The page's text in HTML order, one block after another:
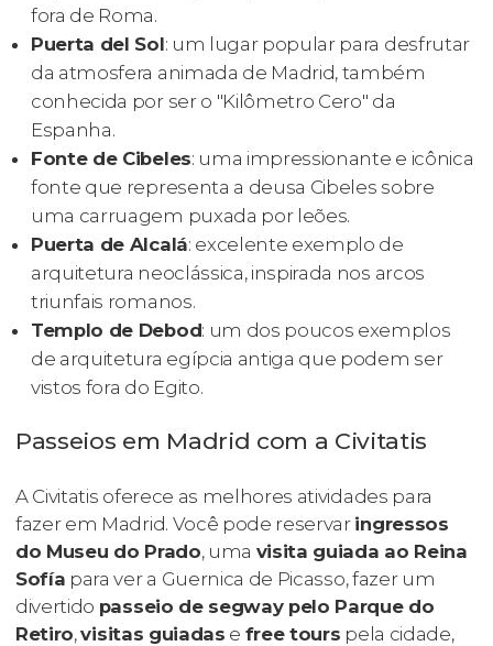
fora de Roma.
Puerta del Sol: um lugar popular para desfrutar
da atmosfera animada de Madrid, também
conhecida por ser o "Kilômetro Cero" da
Espanha.
Fonte de Cibeles: uma impressionante e icônica
fonte que representa a deusa Cibeles sobre
uma carruagem puxada por leões.
Puerta de Alcalá: excelente exemplo de
arquitetura neoclássica, inspirada nos arcos
triunfais romanos.
Templo de Debod: um dos poucos exemplos
de arquitetura egípcia antiga que podem ser
vistos fora do Egito.
Passeios em Madrid com a Civitatis
A Civitatis oferece as melhores atividades para
fazer em Madrid. Você pode reservar ingressos
do Museu do Prado, uma visita guiada ao Reina
Sofía para ver a Guernica de Picasso, fazer um
divertido passeio de segway pelo Parque do
Retiro,visitas guiadas e free tours pela cidade,